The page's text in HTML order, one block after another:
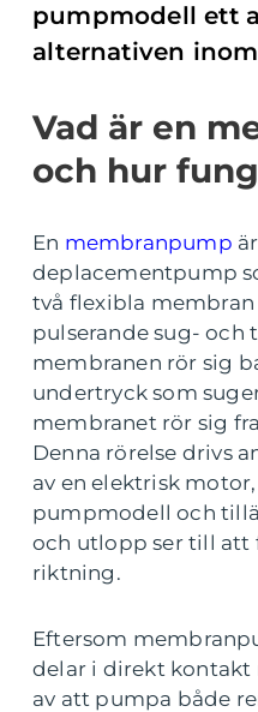
pumpmodell ett
alternativen
Vad är en
och hur
En membranpump
deplacementpump
två flexibla
pulserande sug- och
membranen rör sig
undertryck som
membranet rör sig
Denna rörelse drivs
av en elektrisk
pumpmodell och
och utlopp ser till att
riktning.
Eftersom
delar i direkt kontakt
av att pumpa både